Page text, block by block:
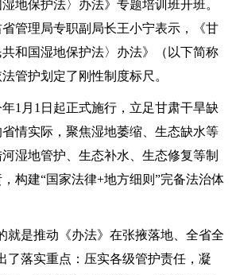
地保护法〉办法》专题培训班开班。
管理局专职副局长王小宁表示，《甘
和国湿地保护法〉办法》（以下简称
管护划定了刚性制度标尺。
月1日起正式施行，立足甘肃干旱缺
情实际，聚焦湿地萎缩、生态缺水等
湿地管护、生态补水、生态修复等制
构建“国家法律+地方细则”完备法治体
是推动《办法》在张掖落地、全省全
了落实重点：压实各级管护责任，凝